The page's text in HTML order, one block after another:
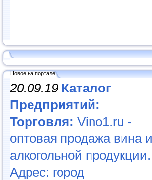
Новое на портале
20.09.19 Каталог
Предприятий:
Торговля: Vino1.ru -
оптовая продажа вина и
алкогольной продукции.
Адрес: город